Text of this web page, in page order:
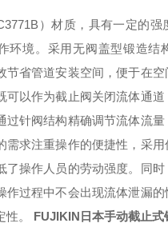
）材质，具有一定的强
环境。 采用无阀盖型锻造结
节省管道安装空间，便于在
可以作为截止阀关闭流体通
过针阀结构精确调节流体流量
需求注重操作的便捷性，采用
了操作人员的劳动强度。同时
作过程中不会出现流体泄漏
。
FUJIKIN日本手动截止式